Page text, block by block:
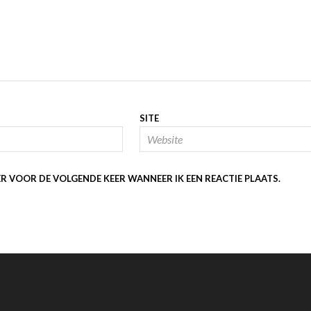
SITE
DE VOLGENDE KEER WANNEER IK EEN REACTIE PLAATS.